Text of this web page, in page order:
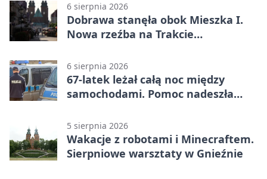
6 sierpnia 2026
Dobrawa stanęła obok Mieszka I.
Nowa rzeźba na Trakcie
6 sierpnia 2026
67-latek leżał całą noc między
samochodami. Pomoc nadeszła
5 sierpnia 2026
Wakacje z robotami i Minecraftem.
Sierpniowe warsztaty w Gnieźnie